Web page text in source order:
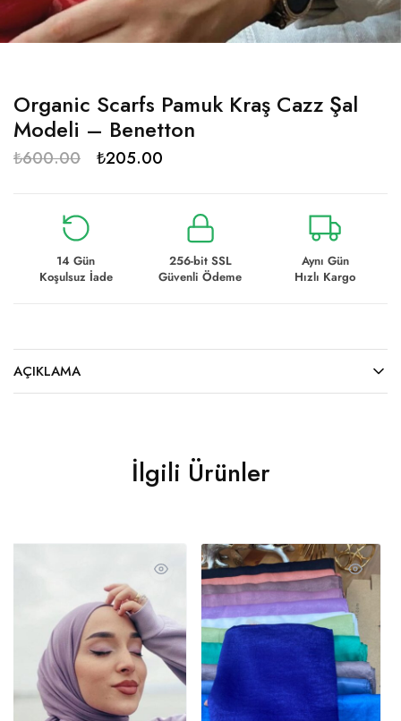
Organic Scarfs Pamuk Kraş Cazz Şal
Modeli – Benetton
₺600.00 ₺205.00
14 Gün
Koşulsuz İade
256-bit SSL
Güvenli Ödeme
Aynı Gün
Hızlı Kargo
AÇIKLAMA
İlgili Ürünler